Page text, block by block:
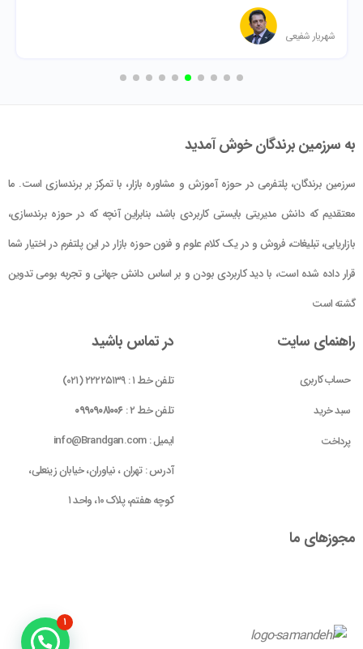
شهریار شفیعی
به سرزمین برندگان خوش آمدید
سرزمین برندگان، پلتفرمی در حوزه آموزش و مشاوره بازار، با تمرکز بر برندسازی است. ما
معتقدیم که دانش مدیریتی بایستی کاربردی باشد، بنابراین آنچه که در حوزه برندسازی،
بازاریابی، تبلیغات، فروش و در یک کلام علوم و فنون حوزه بازار در این پلتفرم در اختیار شما
قرار داده شده است، با دید کاربردی بودن و بر اساس دانش جهانی و تجربه بومی تدوین
گشته است
راهنمای سایت
حساب کاربری
سبد خرید
پرداخت
در تماس باشید
تلفن خط ۱ : ۲۲۲۲۵۱۳۹ (۰۲۱)
تلفن خط ۲ :
۰۹۹۰۹۰۸۱۰۰۶
ایمیل : info@Brandgan.com
آدرس : تهران ، نیاوران، خیابان زینعلی،
کوچه هفتم، پلاک ۱۰، واحد ۱
مجوز‌های ما
۱